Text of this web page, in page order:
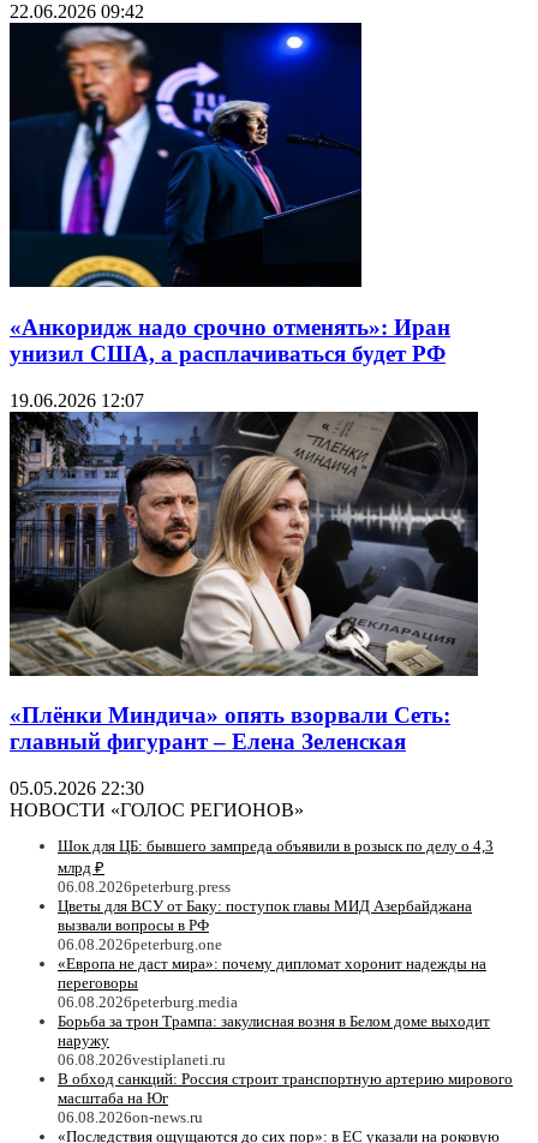
22.06.2026 09:42
«Анкоридж надо срочно отменять»: Иран
унизил США, а расплачиваться будет РФ
19.06.2026 12:07
«Плёнки Миндича» опять взорвали Сеть:
главный фигурант – Елена Зеленская
05.05.2026 22:30
НОВОСТИ «ГОЛОС РЕГИОНОВ»
Шок для ЦБ: бывшего зампреда объявили в розыск по делу о 4,3
млрд ₽
06.08.2026peterburg.press
Цветы для ВСУ от Баку: поступок главы МИД Азербайджана
вызвали вопросы в РФ
06.08.2026peterburg.one
«Европа не даст мира»: почему дипломат хоронит надежды на
переговоры
06.08.2026peterburg.media
Борьба за трон Трампа: закулисная возня в Белом доме выходит
наружу
06.08.2026vestiplaneti.ru
В обход санкций: Россия строит транспортную артерию мирового
масштаба на Юг
06.08.2026on-news.ru
«Последствия ощущаются до сих пор»: в ЕС указали на роковую